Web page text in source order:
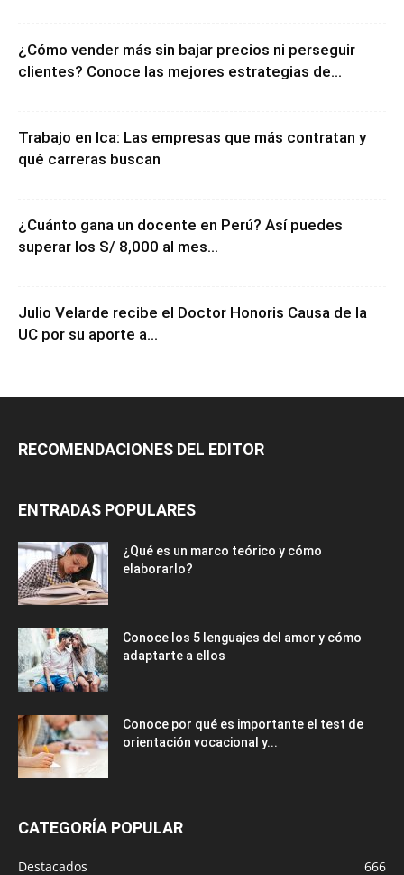
¿Cómo vender más sin bajar precios ni perseguir
clientes? Conoce las mejores estrategias de...
Trabajo en Ica: Las empresas que más contratan y
qué carreras buscan
¿Cuánto gana un docente en Perú? Así puedes
superar los S/ 8,000 al mes...
Julio Velarde recibe el Doctor Honoris Causa de la
UC por su aporte a...
RECOMENDACIONES DEL EDITOR
ENTRADAS POPULARES
¿Qué es un marco teórico y cómo
elaborarlo?
Conoce los 5 lenguajes del amor y cómo
adaptarte a ellos
Conoce por qué es importante el test de
orientación vocacional y...
CATEGORÍA POPULAR
Destacados 666